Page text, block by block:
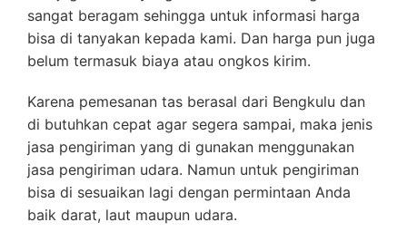
sangat beragam sehingga untuk informasi harga
bisa di tanyakan kepada kami. Dan harga pun juga
belum termasuk biaya atau ongkos kirim.
Karena pemesanan tas berasal dari Bengkulu dan
di butuhkan cepat agar segera sampai, maka jenis
jasa pengiriman yang di gunakan menggunakan
jasa pengiriman udara. Namun untuk pengiriman
bisa di sesuaikan lagi dengan permintaan Anda
baik darat, laut maupun udara.